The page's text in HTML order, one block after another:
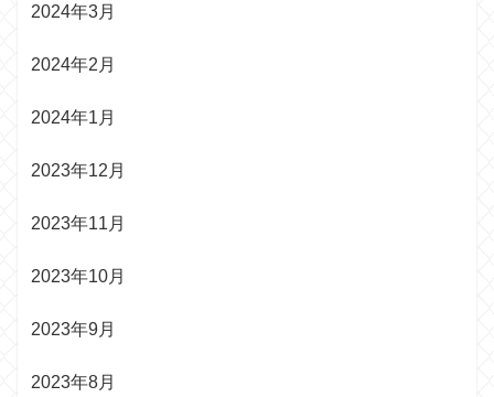
2024年3月
2024年2月
2024年1月
2023年12月
2023年11月
2023年10月
2023年9月
2023年8月